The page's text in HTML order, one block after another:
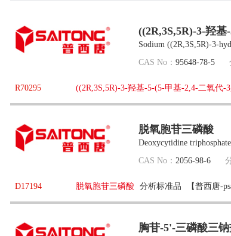
((2R,3S,5R)-3-羟
Sodium ((2R,3S,5R)-3-
CAS No： 95648-78-5
R70295 ((2R,3S,5R)-3-羟基-5-(5-甲基-2,4-二氧代
脱氧胞苷三磷酸
Deoxycytidine triphosphate
CAS No： 2056-98-6
D17194 脱氧胞苷三磷酸 分析标准品 【普西唐-
胸苷-5'-三磷酸三